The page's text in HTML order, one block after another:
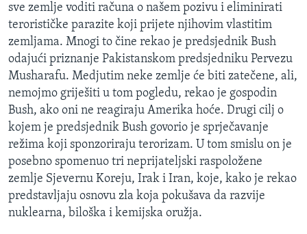
sve zemlje voditi računa o našem pozivu i eliminirati
terorističke parazite koji prijete njihovim vlastitim
zemljama. Mnogi to čine rekao je predsjednik Bush
odajući priznanje Pakistanskom predsjedniku Pervezu
Musharafu. Medjutim neke zemlje će biti zatečene, ali,
nemojmo griješiti u tom pogledu, rekao je gospodin
Bush, ako oni ne reagiraju Amerika hoće. Drugi cilj o
kojem je predsjednik Bush govorio je sprječavanje
režima koji sponzoriraju terorizam. U tom smislu on je
posebno spomenuo tri neprijateljski raspoložene
zemlje Sjevernu Koreju, Irak i Iran, koje, kako je rekao
predstavljaju osnovu zla koja pokušava da razvije
nuklearna, biloška i kemijska oružja.